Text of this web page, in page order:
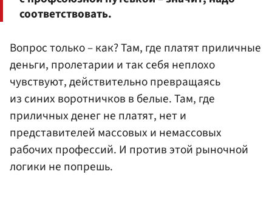
соответствовать.
Вопрос только – как? Там, где платят приличные
деньги, пролетарии и так себя неплохо
чувствуют, действительно превращаясь
из синих воротничков в белые. Там, где
приличных денег не платят, нет и
представителей массовых и немассовых
рабочих профессий. И против этой рыночной
логики не попрешь.